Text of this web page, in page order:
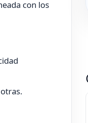
con los